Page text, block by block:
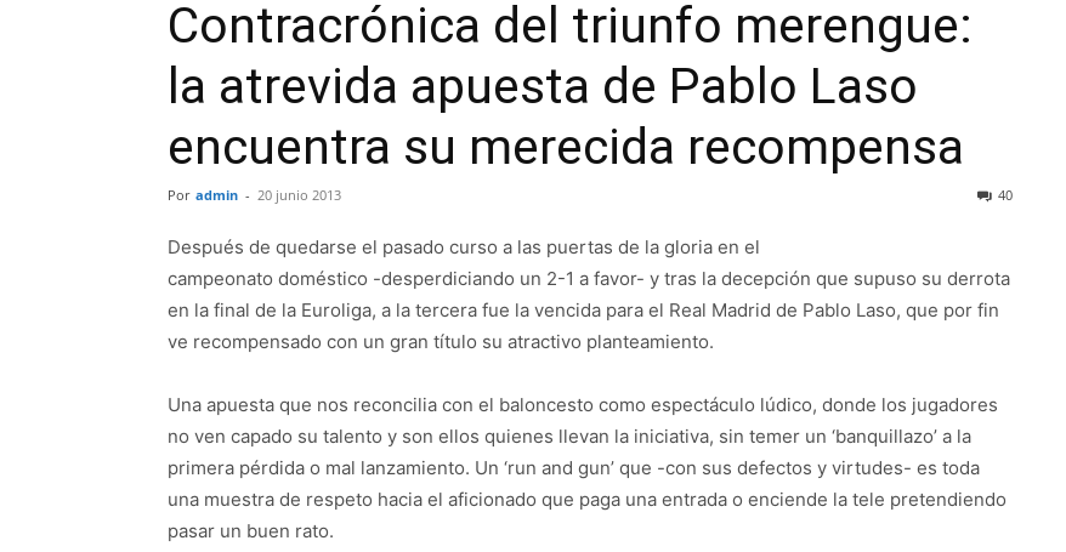
Contracrónica del triunfo merengue:
la atrevida apuesta de Pablo Laso
encuentra su merecida recompensa
Por admin - 20 junio 2013 40
Después de quedarse el pasado curso a las puertas de la gloria en el
campeonato doméstico -desperdiciando un 2-1 a favor- y tras la decepción que supuso su derrota
en la final de la Euroliga, a la tercera fue la vencida para el Real Madrid de Pablo Laso, que por fin
ve recompensado con un gran título su atractivo planteamiento.
Una apuesta que nos reconcilia con el baloncesto como espectáculo lúdico, donde los jugadores
no ven capado su talento y son ellos quienes llevan la iniciativa, sin temer un ‘banquillazo’ a la
primera pérdida o mal lanzamiento. Un ‘run and gun’ que -con sus defectos y virtudes- es toda
una muestra de respeto hacia el aficionado que paga una entrada o enciende la tele pretendiendo
pasar un buen rato.